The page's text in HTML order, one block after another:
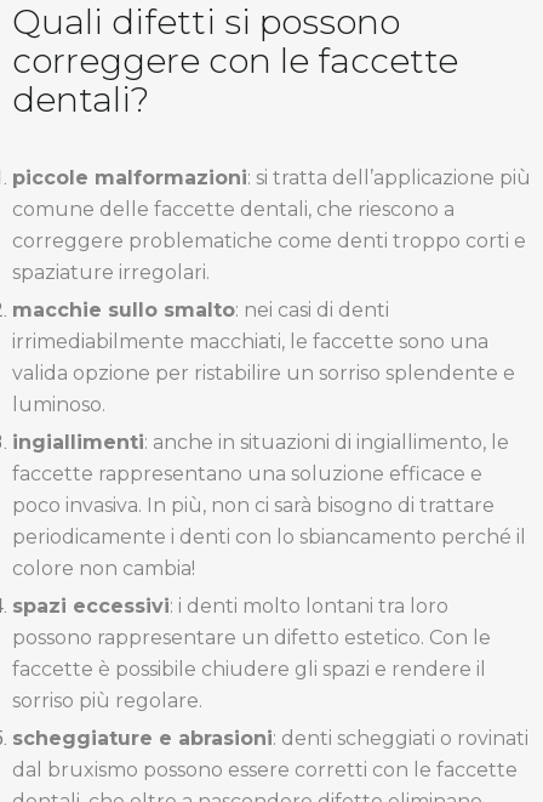
Quali difetti si possono
correggere con le faccette
dentali?
piccole malformazioni: si tratta dell’applicazione più
comune delle faccette dentali, che riescono a
correggere problematiche come denti troppo corti e
spaziature irregolari.
macchie sullo smalto: nei casi di denti
irrimediabilmente macchiati, le faccette sono una
valida opzione per ristabilire un sorriso splendente e
luminoso.
ingiallimenti: anche in situazioni di ingiallimento, le
faccette rappresentano una soluzione efficace e
poco invasiva. In più, non ci sarà bisogno di trattare
periodicamente i denti con lo sbiancamento perché il
colore non cambia!
spazi eccessivi: i denti molto lontani tra loro
possono rappresentare un difetto estetico. Con le
faccette è possibile chiudere gli spazi e rendere il
sorriso più regolare.
scheggiature e abrasioni: denti scheggiati o rovinati
dal bruxismo possono essere corretti con le faccette